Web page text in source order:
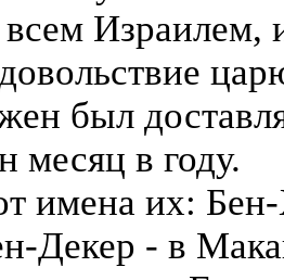
Израилем,
был
месяц в году.
имена их:
Декер - в